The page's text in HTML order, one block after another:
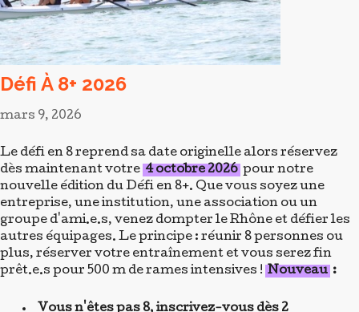
plus, réserver votre entraînement et vous serez fin
prêt.e.s pour 500 m de rames intensives !Nouveau
Vous n'êtes pas 8, inscrivez-vous dès 2
équi20piers, nous compléterons votre bateau
proposées : animations sur rameur (ergomètre),
séances découverte d'aviron Fitness.
Participez aux défis proposés : le meilleur
déguisement, le plus beau cri de motivation
Toutes les infos sur la page du Défi